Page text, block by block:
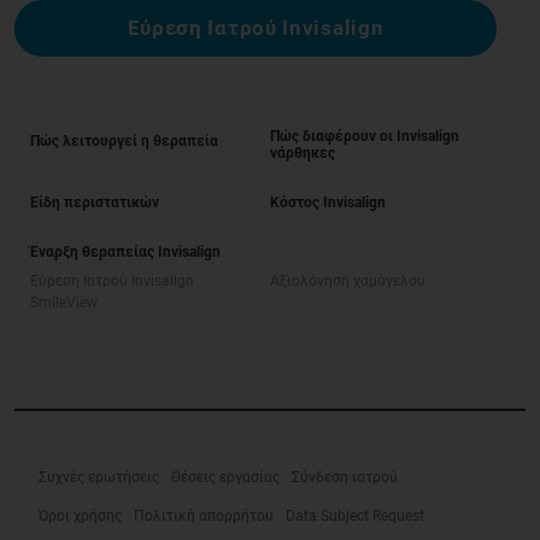
Εύρεση Ιατρού Invisalign
Πώς λειτουργεί η θεραπεία
Πώς διαφέρουν οι Invisalign
νάρθηκες
Είδη περιστατικών Κόστος Invisalign
Έναρξη θεραπείας Invisalign
Συχνές ερωτήσεις Θέσεις εργασίας Σύνδεση ιατρού
Όροι χρήσης Πολιτική απορρήτου Data Subject Request